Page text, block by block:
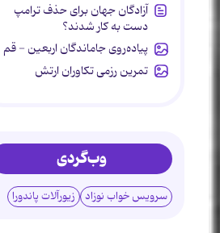
آزادگان جهان برای حذف ترامپ
دست به کار شدند؟
پیاده‌روی جاماندگان اربعین - قم
تمرین رزمی تکاوران ارتش
وب‌گردی
سرویس خواب نوزاد زیورآلات پاندورا